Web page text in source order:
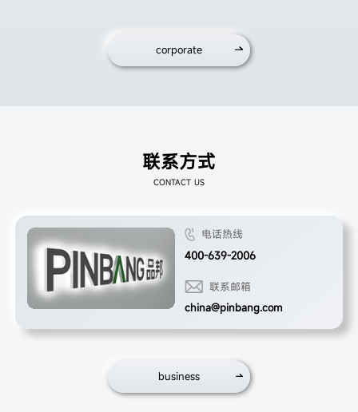
corporate
联系方式
CONTACT US
电话热线
400-639-2006
联系邮箱
china@pinbang.com
business